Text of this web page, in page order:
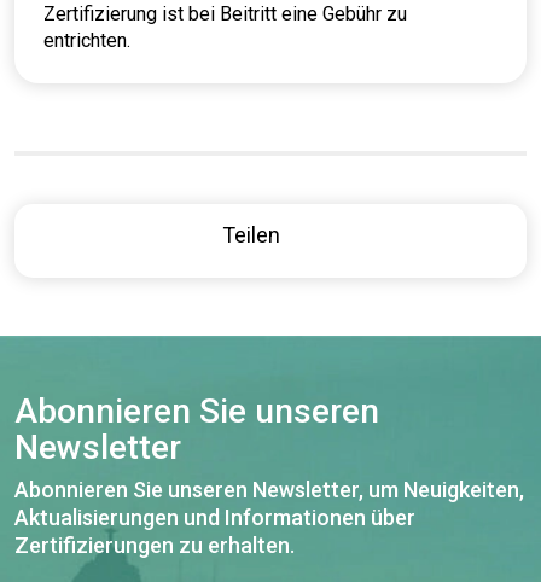
Zertifizierung ist bei Beitritt eine Gebühr zu
entrichten.
Teilen
Abonnieren Sie unseren
Newsletter
Abonnieren Sie unseren Newsletter, um Neuigkeiten,
Aktualisierungen und Informationen über
Zertifizierungen zu erhalten.